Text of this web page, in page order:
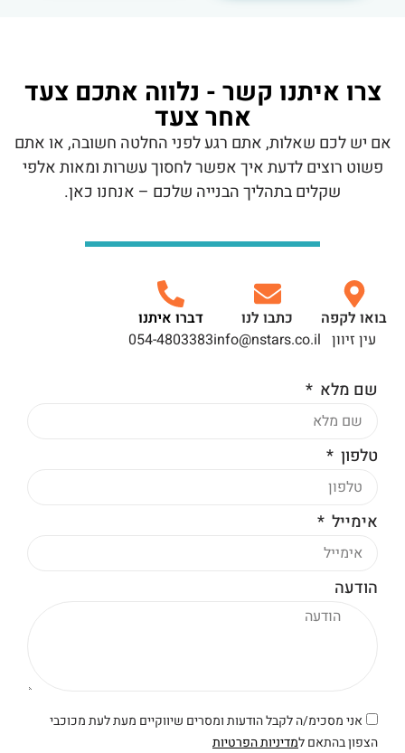
צרו איתנו קשר - נלווה אתכם צעד
אחר צעד
אם יש לכם שאלות, אתם רגע לפני החלטה חשובה, או אתם
פשוט רוצים לדעת איך אפשר לחסוך עשרות ומאות אלפי
שקלים בתהליך הבנייה שלכם – אנחנו כאן.
בואו לקפה
עין זיוון
כתבו לנו
info@nstars.co.il
דברו איתנו
054-4803383
שם מלא
טלפון
אימייל
הודעה
אני מסכימ/ה לקבל הודעות ומסרים שיווקיים מעת לעת מכוכבי
הצפון בהתאם למדיניות הפרטיות